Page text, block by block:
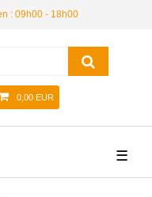
: 09h00 - 18h00
0,00 EUR
☰